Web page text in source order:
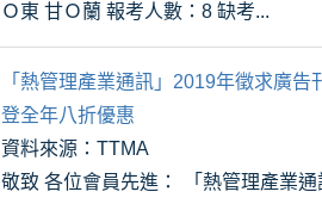
Ｏ東 甘Ｏ蘭 報考人數：8 缺考...
「熱管理產業通訊」2019年徵求廣
登全年八折優惠
資料來源：TTMA
敬致 各位會員先進： 「熱管理產業